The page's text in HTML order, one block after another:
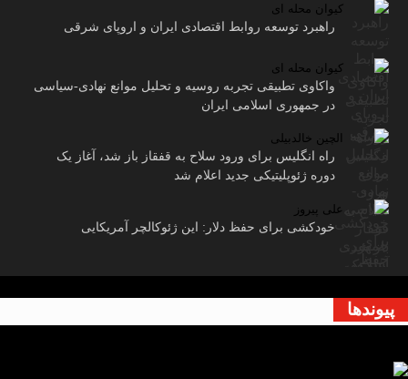
کیوان محله ای
راهبرد توسعه روابط اقتصادی ایران و اروپای شرقی
کیوان محله ای
واکاوی تطبیقی تجربه روسیه و تحلیل موانع نهادی-سیاسی
در جمهوری اسلامی ایران
الچین خالدبیلی
راه انگلیس برای ورود سلاح به قفقاز باز شد، آغاز یک
دوره ژئوپلیتیکی جدید اعلام شد
علی پیروز
خودکشی برای حفظ دلار: این ژئوکالچر آمریکایی
پیوندها